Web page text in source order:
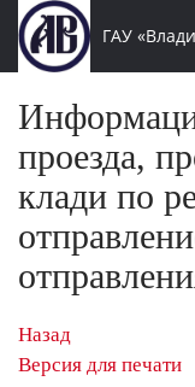
ГАУ
проезда,
клади по
Назад
Версия для печати